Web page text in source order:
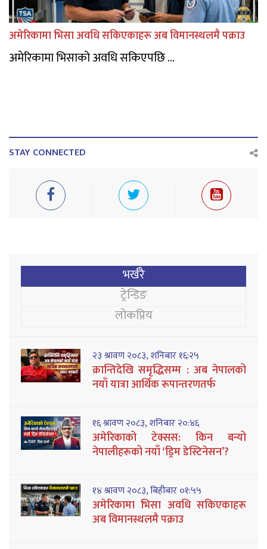
अमेरिकामा भिसा अवधि सकिएकाहरू अब विमानस्थलमै पक्राउ
अमेरिकामा भिसाको अवधि सकिएपछि ...
STAY CONNECTED
भर्खरै
ट्रेन्डिङ
लोकप्रिय
२३ श्रावण २०८३, शनिबार १६:२५
क्रान्तिदेखि समृद्धिसम्म : अब नेपालको
नयाँ यात्रा आर्थिक रूपान्तरणतर्फ
१६ श्रावण २०८३, शनिबार २०:४६
अमेरिकाको टेक्सस: किन बन्यो
नेपालीहरूको नयाँ ‘ड्रिम डेस्टिनेसन’?
१४ श्रावण २०८३, बिहीबार ०१:५५
अमेरिकामा भिसा अवधि सकिएकाहरू
अब विमानस्थलमै पक्राउ